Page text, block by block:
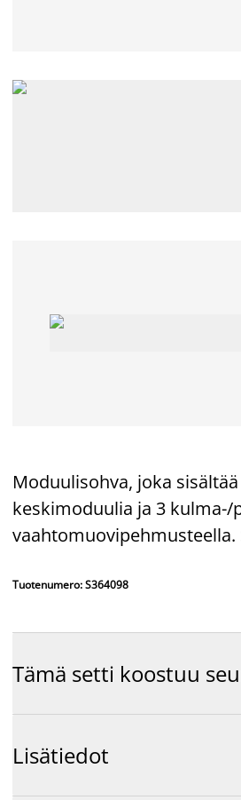
Moduulisohva, joka
keskimoduulia ja 3 kulma-/
Tuotenumero: S364098
Tämä setti koostuu
Lisätiedot